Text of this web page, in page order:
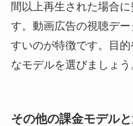
間以上再生された場合
す。動画広告の視聴デ
すいのが特徴です。目
なモデルを選びましょう
その他の課金モデル